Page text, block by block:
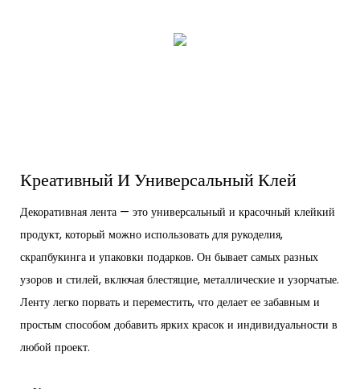
Креативный И Универсальный Клей
Декоративная лента — это универсальный и красочный клейкий
продукт, который можно использовать для рукоделия,
скрапбукинга и упаковки подарков. Он бывает самых разных
узоров и стилей, включая блестящие, металлические и узорчатые.
Ленту легко порвать и переместить, что делает ее забавным и
простым способом добавить ярких красок и индивидуальности в
любой проект.